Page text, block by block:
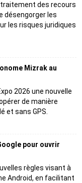
traitement des recours
désengorger les
les risques juridiques
Mizrak au
2026 une nouvelle
de manière
et sans GPS.
pour ouvrir
règles visant à
Android, en facilitant